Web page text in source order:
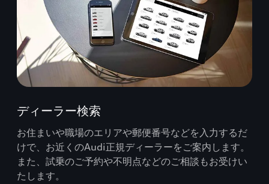
ディーラー検索
お住まいや職場のエリアや郵便番号などを入力するだ
けで、お近くのAudi正規ディーラーをご案内します。
また、試乗のご予約や不明点などのご相談もお受けい
たします。